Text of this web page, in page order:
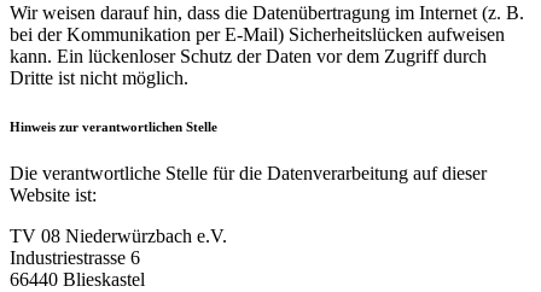
Wir weisen darauf hin, dass die Datenübertragung im Internet (z. B.
bei der Kommunikation per E-Mail) Sicherheitslücken aufweisen
kann. Ein lückenloser Schutz der Daten vor dem Zugriff durch
Dritte ist nicht möglich.
Hinweis zur verantwortlichen Stelle
Die verantwortliche Stelle für die Datenverarbeitung auf dieser
Website ist:
TV 08 Niederwürzbach e.V.
Industriestrasse 6
66440 Blieskastel